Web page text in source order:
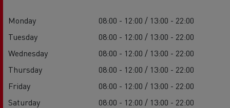
Monday
08:00 - 12:00 / 13:00 - 22:00
Tuesday
08:00 - 12:00 / 13:00 - 22:00
Wednesday
08:00 - 12:00 / 13:00 - 22:00
Thursday
08:00 - 12:00 / 13:00 - 22:00
Friday
08:00 - 12:00 / 13:00 - 22:00
Saturday
08:00 - 12:00 / 13:00 - 22:00